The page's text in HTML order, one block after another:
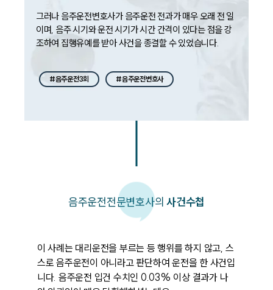
그러나 음주운전변호사가 음주운전 전과가 매우 오래 전 일
이며, 음주 시기와 운전 시기가 시간 간격이 있다는 점을 강
조하여 집행유예를 받아 사건을 종결할 수 있었습니다.
#음주운전3회 #음주운전변호사
음주운전전문변호사의사건수첩
이 사례는 대리운전을 부르는 등 행위를 하지 않고, 스
스로 음주운전이 아니라고 판단하여 운전을 한 사건입
니다. 음주운전 입건 수치인 0.03% 이상 결과가 나